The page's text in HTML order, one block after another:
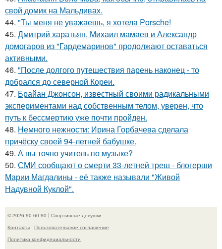
свой домик на Мальдивах.
44. "Ты меня не уважаешь, я хотела Porsche!
45. Дмитрий харатьян, Михаил мамаев и Александр
домогаров из "Гардемаринов" продолжают оставаться
активными.
46. "После долгого путешествия парень наконец - то
добрался до северной Кореи.
47. Брайан Джонсон, известный своими радикальными
экспериментами над собственным телом, уверен, что
путь к бессмертию уже почти пройден.
48. Немного нежности: Ирина Горбачева сделала
причёску своей 94-летней бабушке.
49. А вы точно учитель по музыке?
50. СМИ сообщают о смерти 33-летней треш - блогерши
Марии Магдалины - её также называли "Живой
Надувной Куклой".
© 2026 90-60-90 | Спортивные девушки
Контакты
Пользовательское соглашение
Политика конфидециальности